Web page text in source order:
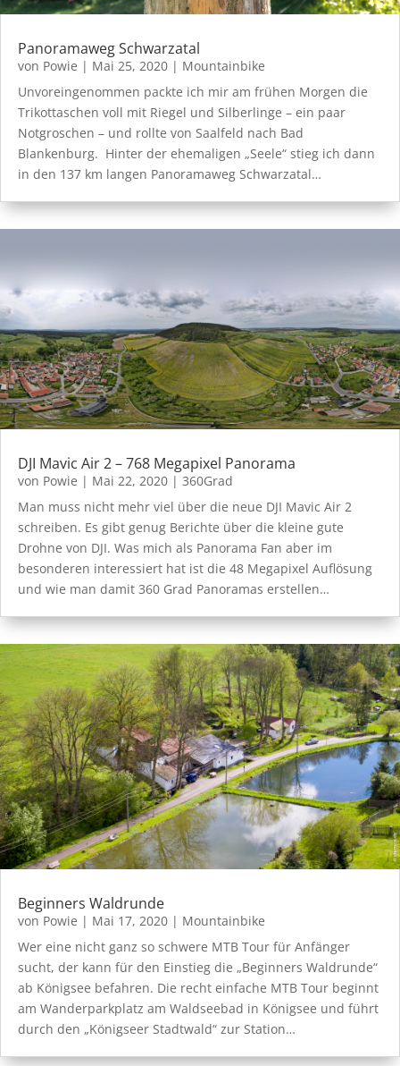
Panoramaweg Schwarzatal
von Powie | Mai 25, 2020 | Mountainbike
Unvoreingenommen packte ich mir am frühen Morgen die
Trikottaschen voll mit Riegel und Silberlinge – ein paar
Notgroschen – und rollte von Saalfeld nach Bad
Blankenburg. Hinter der ehemaligen „Seele“ stieg ich dann
in den 137 km langen Panoramaweg Schwarzatal…
DJI Mavic Air 2 – 768 Megapixel Panorama
von Powie | Mai 22, 2020 | 360Grad
Man muss nicht mehr viel über die neue DJI Mavic Air 2
schreiben. Es gibt genug Berichte über die kleine gute
Drohne von DJI. Was mich als Panorama Fan aber im
besonderen interessiert hat ist die 48 Megapixel Auflösung
und wie man damit 360 Grad Panoramas erstellen…
Beginners Waldrunde
von Powie | Mai 17, 2020 | Mountainbike
Wer eine nicht ganz so schwere MTB Tour für Anfänger
sucht, der kann für den Einstieg die „Beginners Waldrunde“
ab Königsee befahren. Die recht einfache MTB Tour beginnt
am Wanderparkplatz am Waldseebad in Königsee und führt
durch den „Königseer Stadtwald“ zur Station…